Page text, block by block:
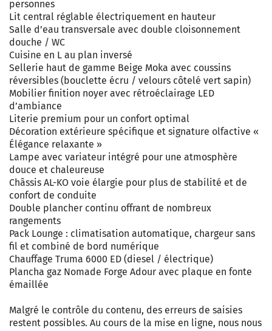
personnes
Lit central réglable électriquement en hauteur
Salle d’eau transversale avec double cloisonnement
douche / WC
Cuisine en L au plan inversé
Sellerie haut de gamme Beige Moka avec coussins
réversibles (bouclette écru / velours côtelé vert sapin)
Mobilier finition noyer avec rétroéclairage LED
d’ambiance
Literie premium pour un confort optimal
Décoration extérieure spécifique et signature olfactive «
Élégance relaxante »
Lampe avec variateur intégré pour une atmosphère
douce et chaleureuse
Châssis AL-KO voie élargie pour plus de stabilité et de
confort de conduite
Double plancher continu offrant de nombreux
rangements
Pack Lounge : climatisation automatique, chargeur sans
fil et combiné de bord numérique
Chauffage Truma 6000 ED (diesel / électrique)
Plancha gaz Nomade Forge Adour avec plaque en fonte
émaillée
Malgré le contrôle du contenu, des erreurs de saisies
restent possibles. Au cours de la mise en ligne, nous nous